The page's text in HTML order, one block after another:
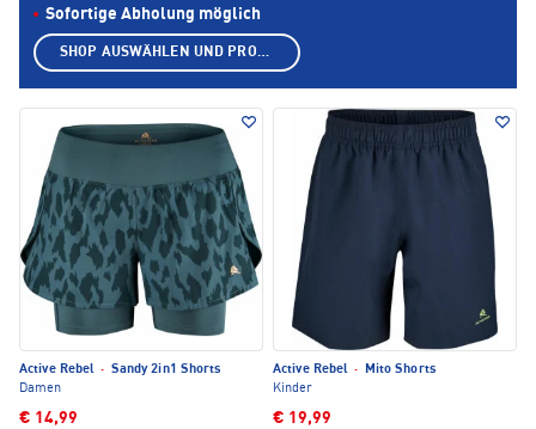
Active Rebel · Sandy 2in1 Shorts
Damen
€ 14,99
Active Rebel ·
Mito Shorts
Kinder
€ 19,99
Sofortige Abholung möglich
SHOP AUSWÄHLEN UND PRODUKTE ANZEIGEN